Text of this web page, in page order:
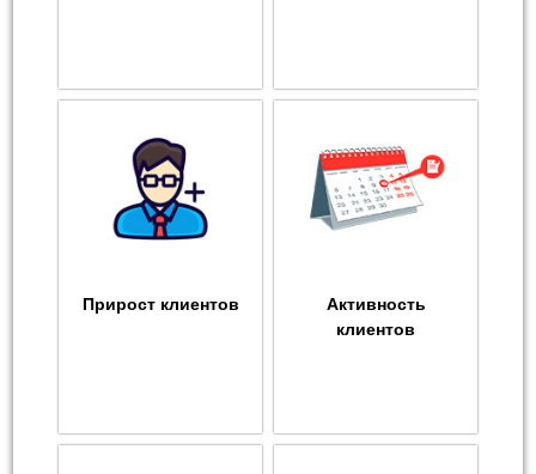
Прирост клиентов
Активность
клиентов